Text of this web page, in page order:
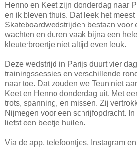
Henno en Keet zijn donderdag naar
en ik bleven thuis. Dat leek het meest
Skateboardwedstrijden bestaan voor
wachten en duren vaak bijna een
kleuterbroertje niet altijd even leuk.
Deze wedstrijd in Parijs duurt vier
trainingssessies en verschillende
naar toe. Dat zouden we Teun niet
Keet en Henno donderdag uit. Met
trots, spanning, en missen. Zij
Nijmegen voor een schrijfopdracht.
liefst een beetje huilen.
Via de app, telefoontjes, Instagram